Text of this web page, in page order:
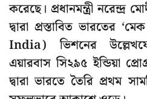
করেছে। প্রধানমন্ত্রী
দ্বারা প্রস্তাবিত ভারতের
India) ভিশনের
এয়ারবাস সি২৯৫ ইন্ডিয়া
দ্বারা ভারতে তৈরি প্রথম